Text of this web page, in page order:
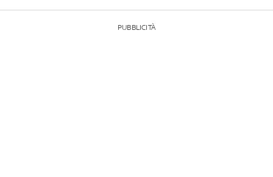
PUBBLICITÀ